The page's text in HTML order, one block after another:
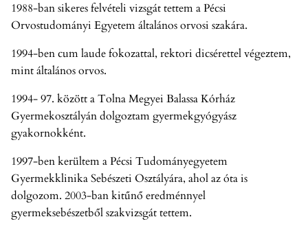
1988-ban sikeres felvételi vizsgát tettem a Pécsi
Orvostudományi Egyetem általános orvosi szakára.
1994-ben cum laude fokozattal, rektori dicsérettel végeztem,
mint általános orvos.
1994- 97. között a Tolna Megyei Balassa Kórház
Gyermekosztályán dolgoztam gyermekgyógyász
gyakornokként.
1997-ben kerültem a Pécsi Tudományegyetem
Gyermekklinika Sebészeti Osztályára, ahol az óta is
dolgozom. 2003-ban kitűnő eredménnyel
gyermeksebészetből szakvizsgát tettem.